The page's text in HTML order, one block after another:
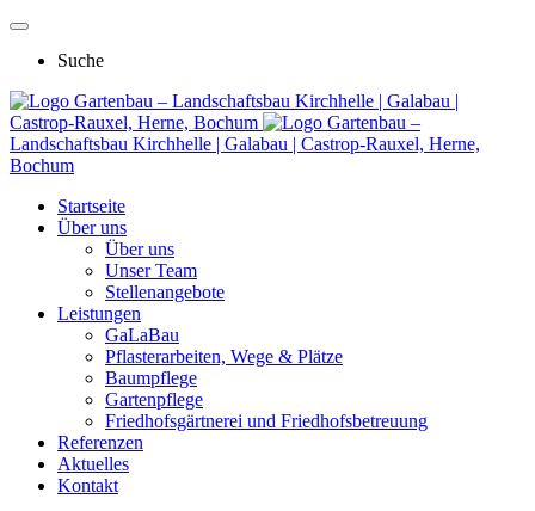
Suche
Gartenbau – Landschaftsbau Kirchhelle | Galabau |
Castrop-Rauxel, Herne, Bochum
Gartenbau –
Landschaftsbau Kirchhelle | Galabau | Castrop-Rauxel, Herne,
Bochum
Startseite
Über uns
Über uns
Unser Team
Stellenangebote
Leistungen
GaLaBau
Pflasterarbeiten, Wege & Plätze
Baumpflege
Gartenpflege
Friedhofsgärtnerei und Friedhofsbetreuung
Referenzen
Aktuelles
Kontakt